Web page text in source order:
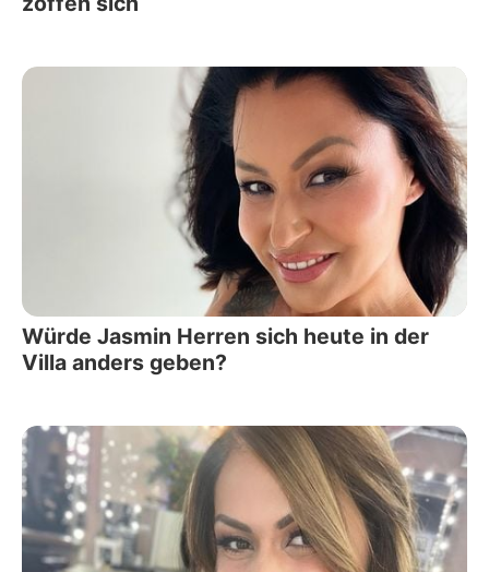
Würde Jasmin Herren sich heute in der
Villa anders geben?